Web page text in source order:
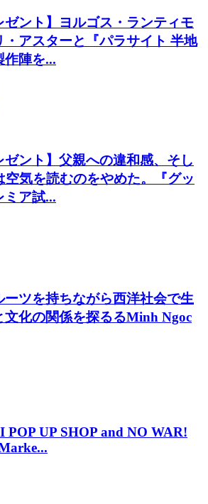
ゼント】ヨルゴス・ランティモ
・アスターと『パラサイト 半地
作陣を...
ゼント】父親への違和感、そし
空気を読むのをやめた。『グッ
ミア試...
ーツを持ちながら西洋社会で生
文化の関係を探るるMinh Ngoc
POP UP SHOP and NO WAR!